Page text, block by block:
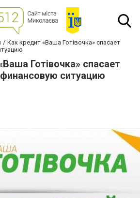
Как кредит «Ваша Готівочка» спасает
Готівочка» спасает
ситуацию